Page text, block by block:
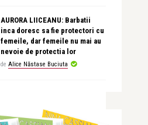
AURORA LIICEANU: Barbatii
inca doresc sa fie protectori cu
femeile, dar femeile nu mai au
nevoie de protectia lor
de Alice Năstase Buciuta